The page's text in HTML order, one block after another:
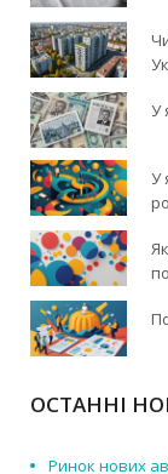
У
У
ОСТАННІ
Ринок нових